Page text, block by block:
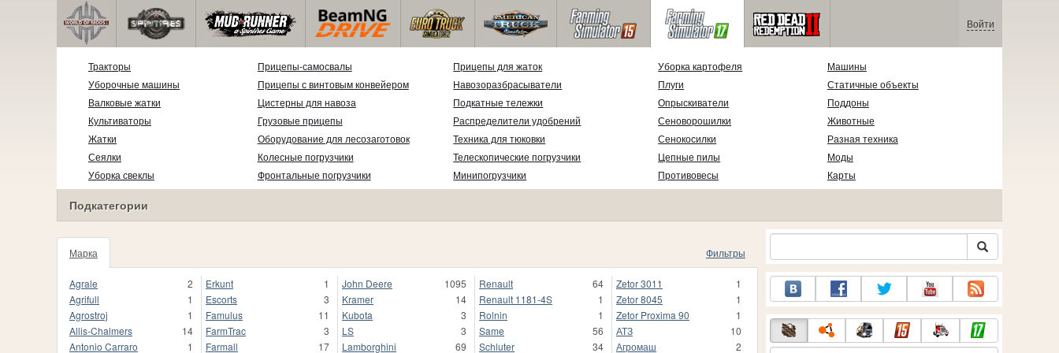
Войти
Тракторы
Уборочные машины
Валковые жатки
Культиваторы
Жатки
Сеялки
Уборка свеклы
Прицепы-самосвалы
Прицепы с винтовым конвейером
Цистерны для навоза
Грузовые прицепы
Оборудование для лесозаготовок
Колесные погрузчики
Фронтальные погрузчики
Прицепы для жаток
Навозоразбрасыватели
Подкатные тележки
Распределители удобрений
Техника для тюковки
Телескопические погрузчики
Минипогрузчики
Уборка картофеля
Плуги
Опрыскиватели
Сеноворошилки
Сенокосилки
Цепные пилы
Противовесы
Машины
Статичные объекты
Поддоны
Животные
Разная техника
Моды
Карты
Подкатегории
Марка
Фильтры
1020
Agrale
2
Agrifull
1
Agrostroj
1
Allis-Chalmers
14
Antonio Carraro
1
Erkunt
1
Escorts
3
Famulus
11
FarmTrac
3
Farmall
17
John Deere
1095
Kramer
14
Kubota
3
LS
3
Lamborghini
69
Renault
64
Renault 1181-4S
1
Rolnin
1
Same
56
Schluter
34
Zetor 3011
1
Zetor 8045
1
Zetor Proxima 90
1
АТЗ
10
Агромаш
2